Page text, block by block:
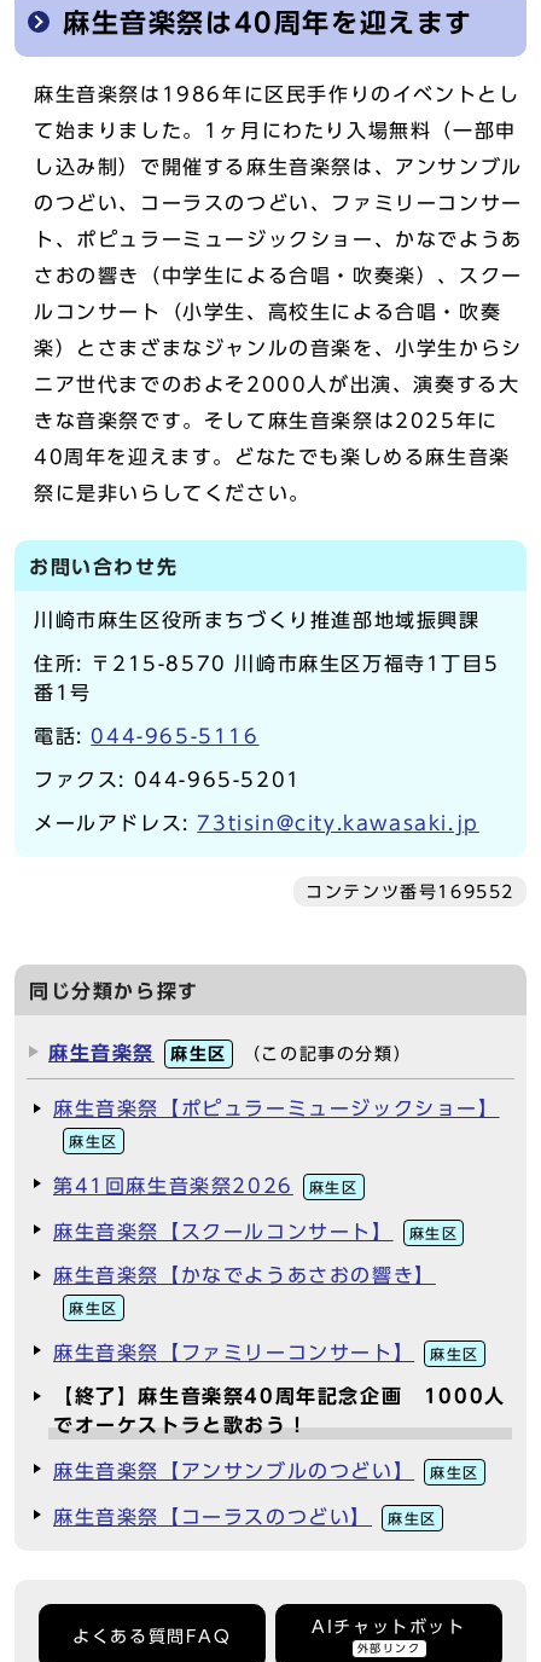
麻生音楽祭は40周年を迎えます
麻生音楽祭は1986年に区民手作りのイベントとし
て始まりました。1ヶ月にわたり入場無料（一部申
し込み制）で開催する麻生音楽祭は、アンサンブル
のつどい、コーラスのつどい、ファミリーコンサー
ト、ポピュラーミュージックショー、かなでようあ
さおの響き（中学生による合唱・吹奏楽）、スクー
ルコンサート（小学生、高校生による合唱・吹奏
楽）とさまざまなジャンルの音楽を、小学生からシ
ニア世代までのおよそ2000人が出演、演奏する大
きな音楽祭です。そして麻生音楽祭は2025年に
40周年を迎えます。どなたでも楽しめる麻生音楽
祭に是非いらしてください。
お問い合わせ先
川崎市麻生区役所まちづくり推進部地域振興課
住所: 〒215-8570 川崎市麻生区万福寺1丁目5
番1号
電話: 044-965-5116
ファクス: 044-965-5201
メールアドレス:73tisin@city.kawasaki.jp
コンテンツ番号169552
同じ分類から探す
麻生音楽祭 麻生区 （この記事の分類）
麻生音楽祭【ポピュラーミュージックショー】
麻生区
第41回麻生音楽祭2026 麻生区
麻生音楽祭【スクールコンサート】 麻生区
麻生音楽祭【かなでようあさおの響き】
麻生区
麻生音楽祭【ファミリーコンサート】 麻生区
【終了】麻生音楽祭40周年記念企画 1000人
でオーケストラと歌おう！
麻生音楽祭【アンサンブルのつどい】 麻生区
麻生音楽祭【コーラスのつどい】 麻生区
よくある質問FAQ
AIチャットボット
外部リンク